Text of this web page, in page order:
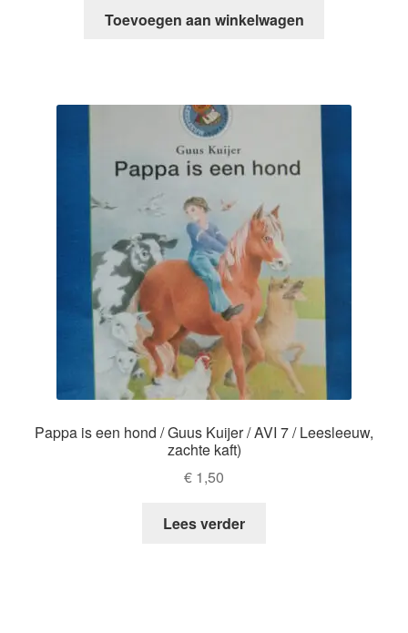
Toevoegen aan winkelwagen
Pappa is een hond / Guus Kuijer / AVI 7 / Leesleeuw,
zachte kaft)
€ 1,50
Lees verder